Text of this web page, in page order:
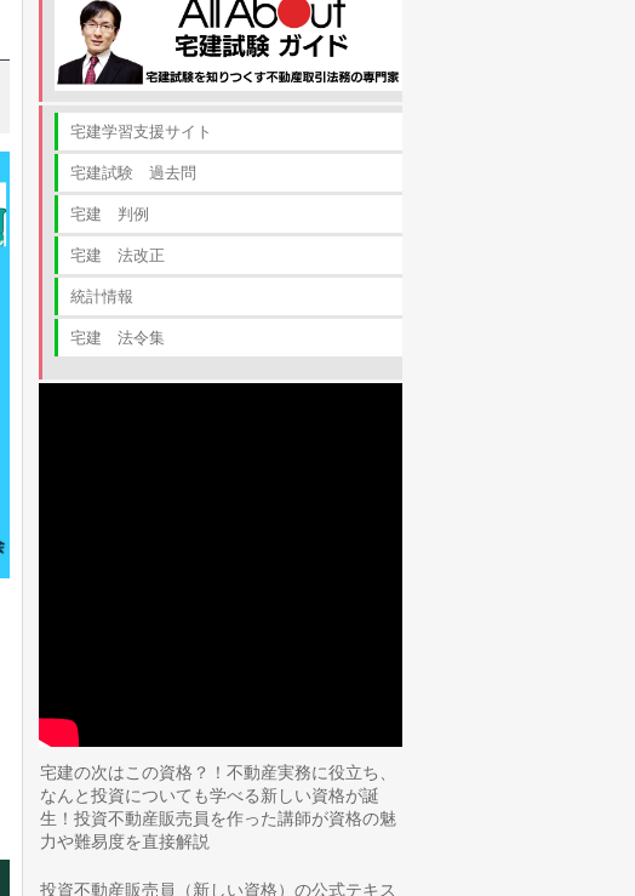
宅建学習支援サイト
宅建試験 過去問
宅建 判例
宅建 法改正
統計情報
宅建 法令集
宅建の次はこの資格？！不動産実務に役立ち、
なんと投資についても学べる新しい資格が誕
生！投資不動産販売員を作った講師が資格の魅
力や難易度を直接解説
投資不動産販売員（新しい資格）の公式テキス